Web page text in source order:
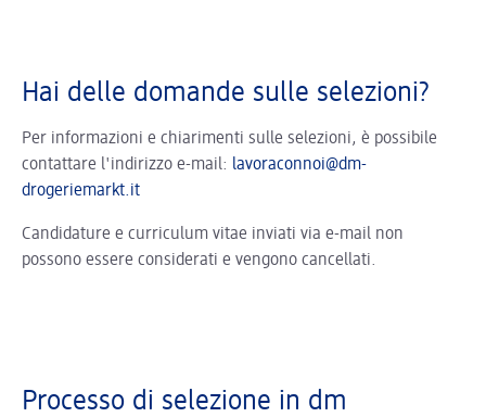
Hai delle domande sulle selezioni?
Per informazioni e chiarimenti sulle selezioni, è possibile
contattare l'indirizzo e-mail: lavoraconnoi@dm-
drogeriemarkt.it
Candidature e curriculum vitae inviati via e-mail non
possono essere considerati e vengono cancellati.
Processo di selezione in dm